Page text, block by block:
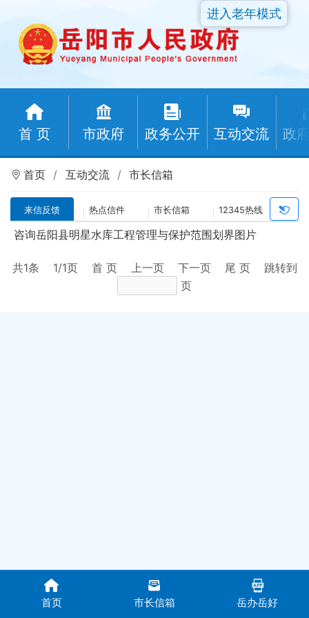
首 页 市政府 政务公开 互动交流 政
进入老年模式
首页 互动交流 市长信箱
来信反馈 热点信件 市长信箱 12345热线
咨询岳阳县明星水库工程管理与保护范围划界图片
共1条 1/1页 首 页 上一页 下一页 尾 页
跳转到
页
首页 市长信箱 岳办岳好